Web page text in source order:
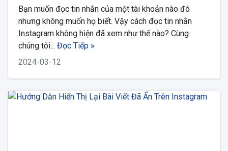
Bạn muốn đọc tin nhắn của một tài khoản nào đó
nhưng không muốn họ biết. Vậy cách đọc tin nhắn
Instagram không hiện đã xem như thế nào? Cùng
chúng tôi... Đọc Tiếp »
2024-03-12